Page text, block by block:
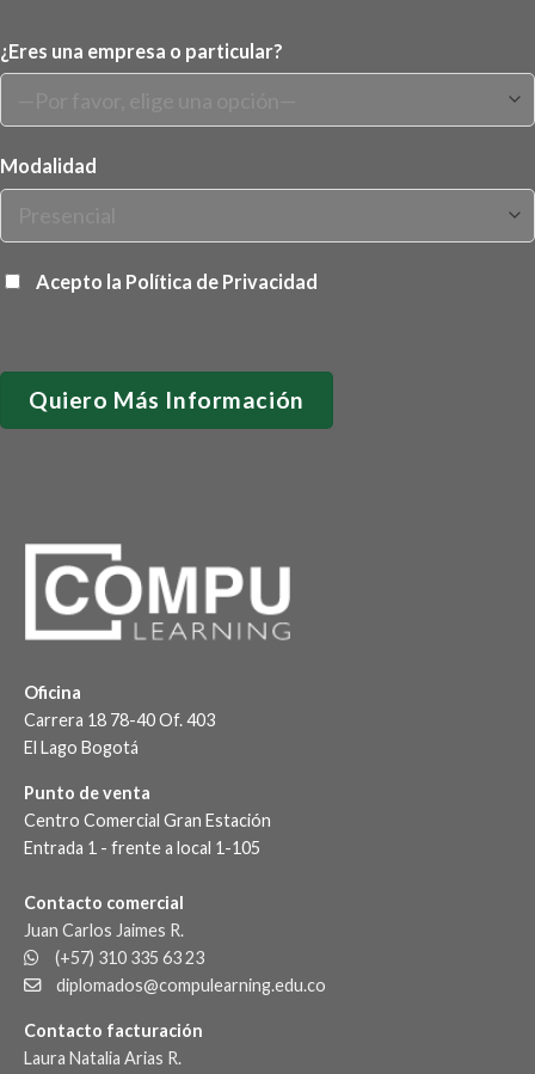
¿Eres una empresa o particular?
Modalidad
Acepto la Política de Privacidad
Oficina
Carrera 18 78-40 Of. 403
El Lago Bogotá
Punto de venta
Centro Comercial Gran Estación
Entrada 1 - frente a local 1-105
Contacto comercial
Juan Carlos Jaimes R.
(+57) 310 335 63 23
diplomados@compulearning.edu.co
Contacto facturación
Laura Natalia Arias R.